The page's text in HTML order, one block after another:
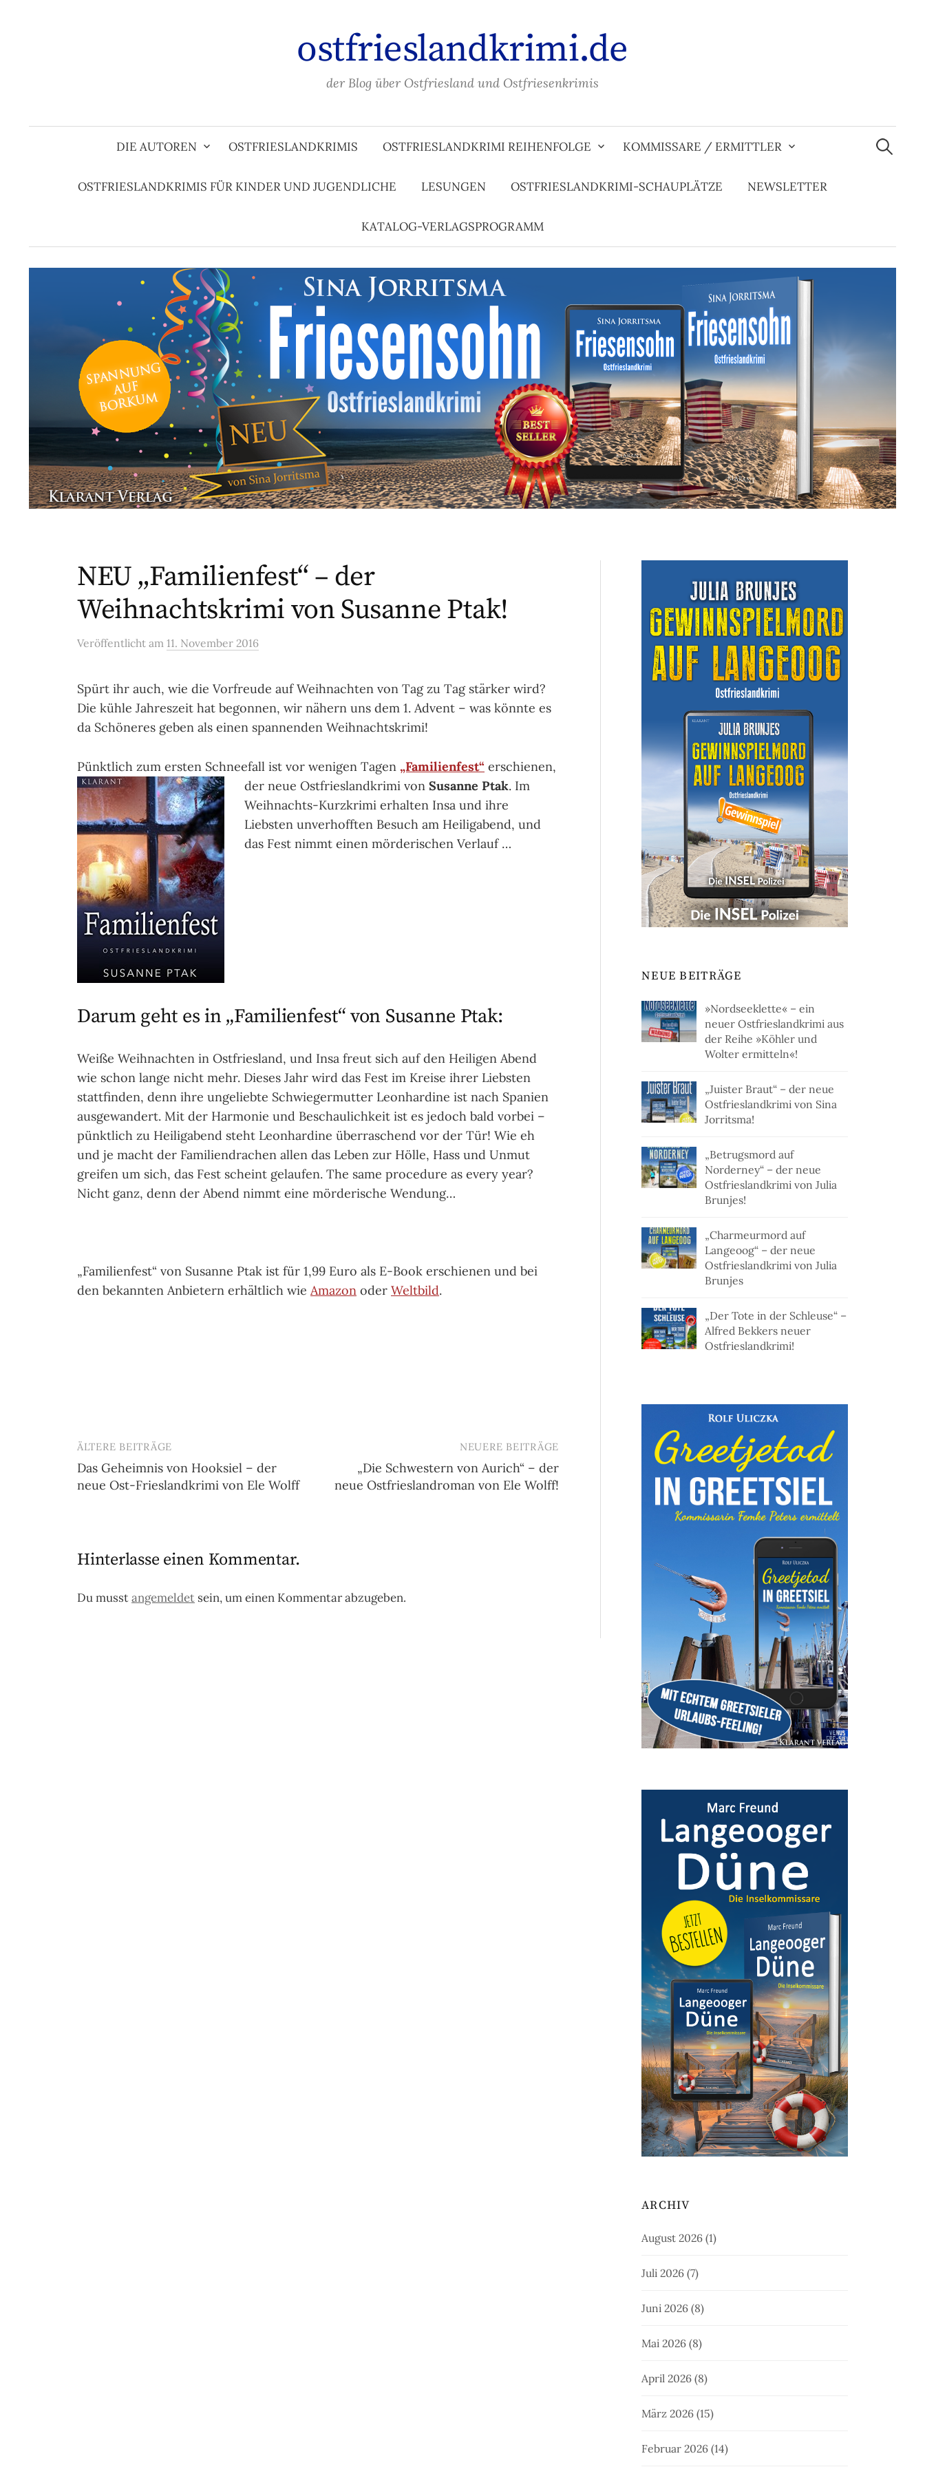
ostfrieslandkrimi.de
der Blog über Ostfriesland und Ostfriesenkrimis
DIE AUTOREN OSTFRIESLANDKRIMIS OSTFRIESLANDKRIMI REIHENFOLGE KOMMISSARE / ERMITTLER
OSTFRIESLANDKRIMIS FÜR KINDER UND JUGENDLICHE LESUNGEN OSTFRIESLANDKRIMI-SCHAUPLÄTZE NEWSLETTER
KATALOG-VERLAGSPROGRAMM
Suchen
nach:
NEU „Familienfest“ – der
Weihnachtskrimi von Susanne Ptak!
Veröffentlicht am 11. November 2016
Spürt ihr auch, wie die Vorfreude auf Weihnachten von Tag zu Tag stärker wird?
Die kühle Jahreszeit hat begonnen, wir nähern uns dem 1. Advent – was könnte es
da Schöneres geben als einen spannenden Weihnachtskrimi!
Pünktlich zum ersten Schneefall ist vor wenigen Tagen „Familienfest“ erschienen,
der neue Ostfrieslandkrimi von Susanne Ptak. Im
Weihnachts-Kurzkrimi erhalten Insa und ihre
Liebsten unverhofften Besuch am Heiligabend, und
das Fest nimmt einen mörderischen Verlauf …
Darum geht es in „Familienfest“ von Susanne Ptak:
Weiße Weihnachten in Ostfriesland, und Insa freut sich auf den Heiligen Abend
wie schon lange nicht mehr. Dieses Jahr wird das Fest im Kreise ihrer Liebsten
stattfinden, denn ihre ungeliebte Schwiegermutter Leonhardine ist nach Spanien
ausgewandert. Mit der Harmonie und Beschaulichkeit ist es jedoch bald vorbei –
pünktlich zu Heiligabend steht Leonhardine überraschend vor der Tür! Wie eh
und je macht der Familiendrachen allen das Leben zur Hölle, Hass und Unmut
greifen um sich, das Fest scheint gelaufen. The same procedure as every year?
Nicht ganz, denn der Abend nimmt eine mörderische Wendung…
„Familienfest“ von Susanne Ptak ist für 1,99 Euro als E-Book erschienen und bei
den bekannten Anbietern erhältlich wie Amazon oder Weltbild.
Beitragsnavigation
ÄLTERE BEITRÄGE
Das Geheimnis von Hooksiel – der
neue Ost-Frieslandkrimi von Ele Wolff
NEUERE BEITRÄGE
„Die Schwestern von Aurich“ – der
neue Ostfrieslandroman von Ele Wolff!
Hinterlasse einen Kommentar.
Du musstangemeldet sein, um einen Kommentar abzugeben.
NEUE BEITRÄGE
»Nordseeklette« – ein
neuer Ostfrieslandkrimi aus
der Reihe »Köhler und
Wolter ermitteln«!
„Juister Braut“ – der neue
Ostfrieslandkrimi von Sina
Jorritsma!
„Betrugsmord auf
Norderney“ – der neue
Ostfrieslandkrimi von Julia
Brunjes!
„Charmeurmord auf
Langeoog“ – der neue
Ostfrieslandkrimi von Julia
Brunjes
„Der Tote in der Schleuse“ –
Alfred Bekkers neuer
Ostfrieslandkrimi!
ARCHIV
August 2026 (1)
Juli 2026 (7)
Juni 2026 (8)
Mai 2026 (8)
April 2026 (8)
März 2026 (15)
Februar 2026 (14)